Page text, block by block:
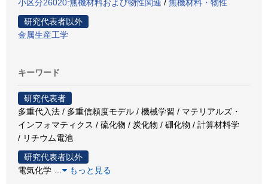
小区分26020:無機材料および物性関連 / 無機材料・物性
研究代表者以外
金属生産工学
キーワード
研究代表者
多重代入法 / 多重信頼度モデル / 機械学習 / マテリアルズ・
インフォマティクス / 硫化物 / 炭化物 / 硼化物 / 計算材料学
/ リチウム電池
研究代表者以外
電気化学
もっと見る